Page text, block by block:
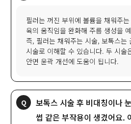
필러는 꺼진 부위에 볼륨을 채워주
육의 움직임을 완화해 주름 생성을
즉, 필러는 채워주는 시술, 보톡스는
시술로 이해할 수 있습니다. 두 시술
안면 윤곽 개선에 도움이 됩니다.
보톡스 시술 후 비대칭이나
썹 같은 부작용이 생겼어요.